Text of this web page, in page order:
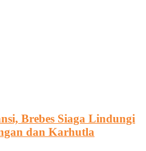
Brebes Siaga Lindungi
dan Karhutla